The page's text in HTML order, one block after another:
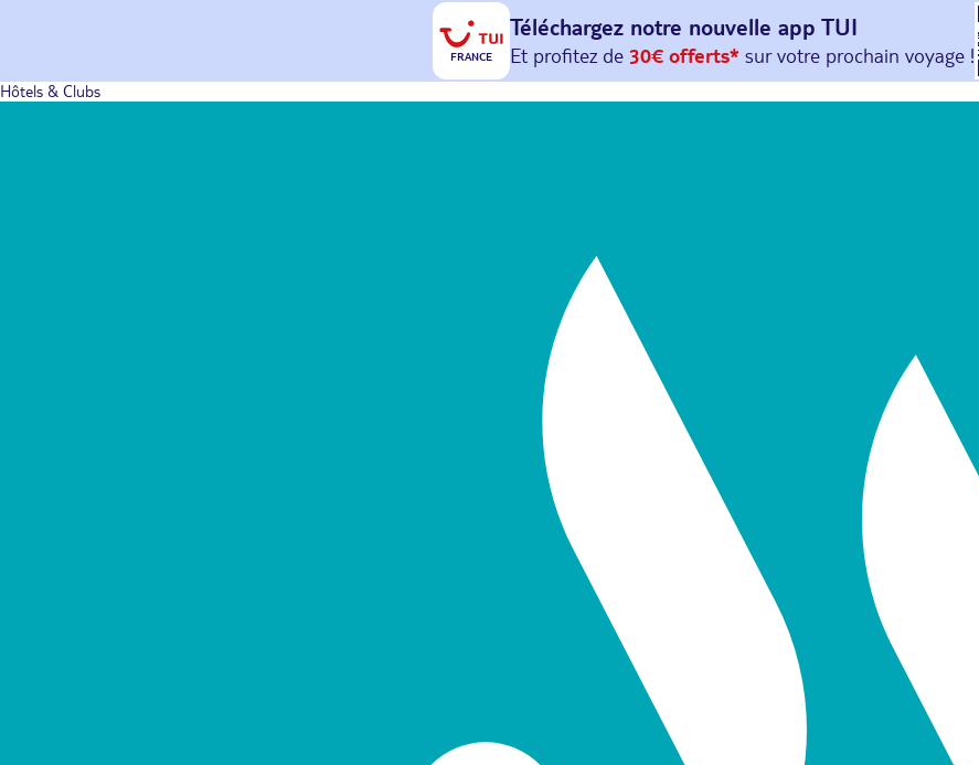
FRANCE
Téléchargez notre nouvelle app TUI
Et profitez de 30€ offerts*sur votre prochain
avec le code : HAPPYAPP
Hôtels & Clubs